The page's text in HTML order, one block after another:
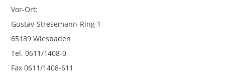
Vor-Ort:
Gustav-Stresemann-Ring 1
65189 Wiesbaden
Tel. 0611/1408-0
Fax 0611/1408-611